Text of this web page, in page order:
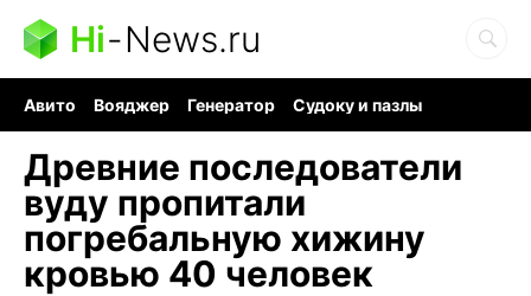
Hi-News.ru
Авито Вояджер Генератор
Судоку и пазлы
Древние последователи
вуду пропитали
погребальную хижину
кровью 40 человек